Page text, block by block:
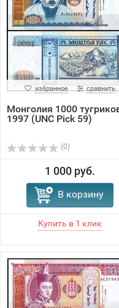
избранное сравнить
Монголия 1000
1997 (UNC Pick 59)
(0)
1 000 руб.
В корзину